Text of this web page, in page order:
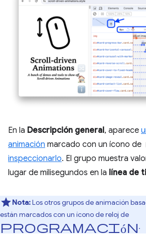
En la Descripción general, aparece
animación marcado con un ícono de
inspeccionarlo. El grupo muestra
lugar de milisegundos en la línea de
Nota:Los otros grupos de animación
están marcados con un ícono de reloj de
programación.